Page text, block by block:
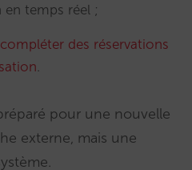
en temps réel ;
des réservations
pour une nouvelle
externe, mais une